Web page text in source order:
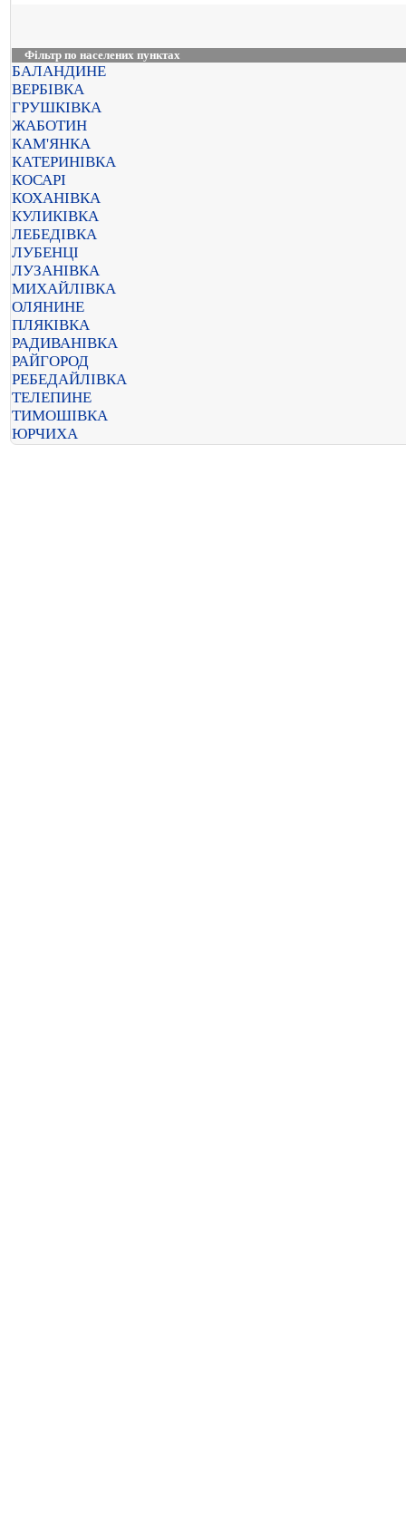
Фільтр по населених пунктах
БАЛАНДИНЕ
ВЕРБІВКА
ГРУШКІВКА
ЖАБОТИН
КАМ'ЯНКА
КАТЕРИНІВКА
КОСАРІ
КОХАНІВКА
КУЛИКІВКА
ЛЕБЕДІВКА
ЛУБЕНЦІ
ЛУЗАНІВКА
МИХАЙЛІВКА
ОЛЯНИНЕ
ПЛЯКІВКА
РАДИВАНІВКА
РАЙГОРОД
РЕБЕДАЙЛІВКА
ТЕЛЕПИНЕ
ТИМОШІВКА
ЮРЧИХА